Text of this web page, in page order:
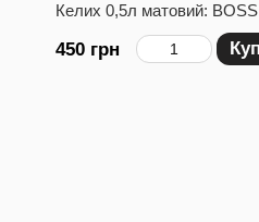
Келих 0,5л матовий:
450 грн